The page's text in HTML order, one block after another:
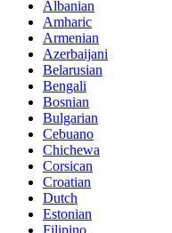
Albanian
Amharic
Armenian
Azerbaijani
Belarusian
Bengali
Bosnian
Bulgarian
Cebuano
Chichewa
Corsican
Croatian
Dutch
Estonian
Filipino